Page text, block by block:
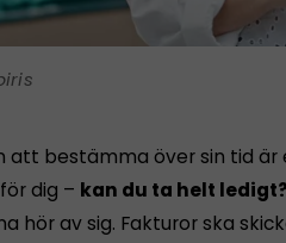
att bestämma över sin tid
dig – kan du ta helt ledigt?
hör av sig. Fakturor ska